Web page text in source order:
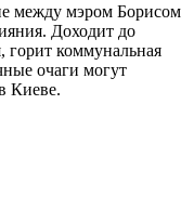
между мэром Борисом
Доходит до
горит коммунальная
очаги могут
Киеве.